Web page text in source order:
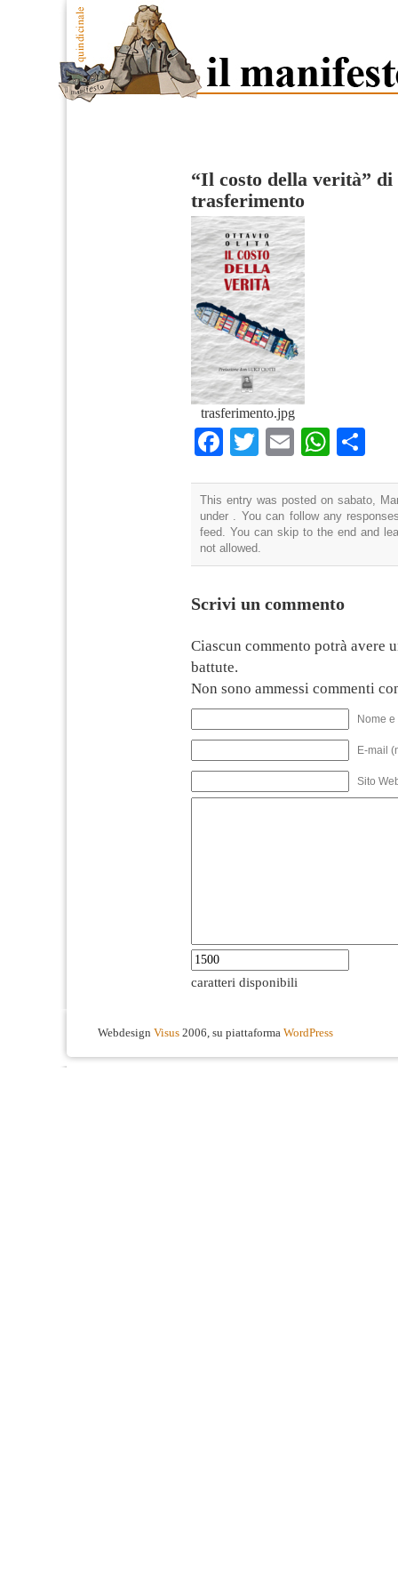
“Il costo della verità”
trasferimento
trasferimento.jpg
Facebook
TwitterEmail
This entry was posted on sabato,
under . You can follow any
feed. You can skip to the end and
not allowed.
Scrivi un commento
Ciascun commento potrà avere
battute.
Non sono ammessi commenti
Nome
E-mail
Sito
caratteri disponibili
Webdesign Visus 2006, su piattaforma WordPress